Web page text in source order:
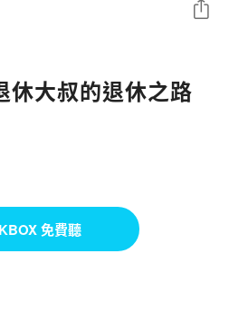
休大叔的退休之路
分享
免費聽